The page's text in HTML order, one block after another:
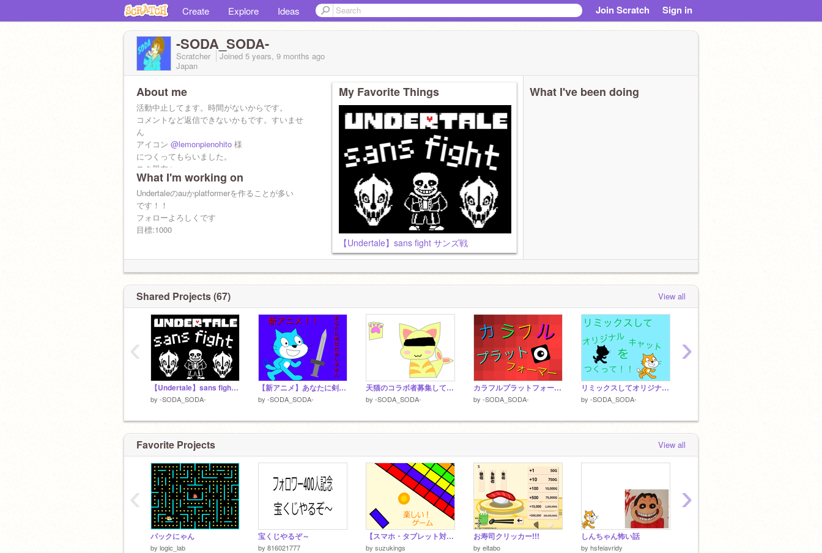
Create Explore Ideas Join Scratch Sign in
-SODA_SODA-
Scratcher Joined 5 years, 9 months ago
Japan
About me
活動中止してます。時間がないからです。
コメントなど返信できないかもです。すいませ
ん
アイコン @lemonpienohito 様
につくってもらいました。
スク親友↓
@bu_ger
@AK1004
@-snack
スク友↓
@autumnhumantaka
What I'm working on
Undertaleのauかplatformerを作ることが多い
です！！
フォローよろしくです
目標:1000
My Favorite Things
【Undertale】sans fight サンズ戦
What I've been doing
Shared Projects (67) View all
【Undertale】sans fight サンズ戦
by -SODA_SODA-
【新アニメ】あなたに剣は似合いません 超拡散希望！！
by -SODA_SODA-
天猫のコラボ者募集してます♪ remix
by -SODA_SODA-
カラフルプラットフォーマー！ モバイル対応 Colorful platformer
by -SODA_SODA-
リミックスしてオリジナルキャットをつくって！！【拡散希望】
by -SODA_SODA-
‹ ›
Favorite Projects View all
パックにゃん
by logic_lab
宝くじやるぞ～
by 816021777
【スマホ・タブレット対応】楽しい！ゲーム ver2.4
by suzukings
お寿司クリッカー!!!
by eitabo
しんちゃん怖い話
by hsfeiavridy
‹ ›